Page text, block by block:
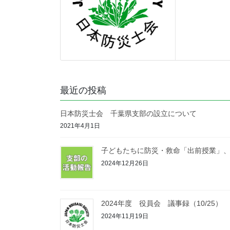
最近の投稿
日本防災士会 千葉県支部の設立について
2021年4月1日
子どもたちに防災・救命「出前授業」
2024年12月26日
2024年度 役員会 議事録（10/25）
2024年11月19日